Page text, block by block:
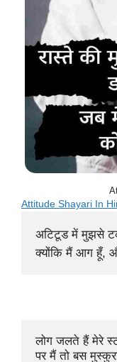
Attitude Shayari In
अटिटूड में मुझसे
क्योंकि मैं आग हूँ,
लोग जलते हैं मेरे
पर मैं तो बस